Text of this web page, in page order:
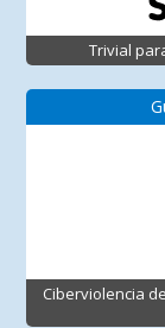
Trivial
Ciberviolencia